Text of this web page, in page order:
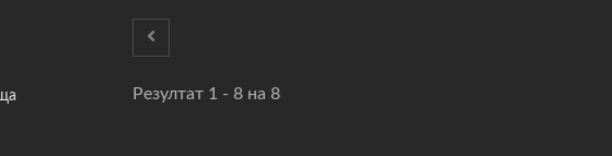
Резултат 1 - 8 на 8